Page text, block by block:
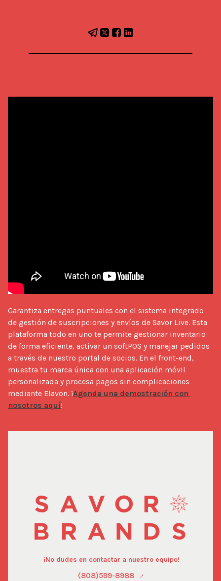
Garantiza entregas puntuales con el sistema integrado
de gestión de suscripciones y envíos de Savor Live. Esta
plataforma todo en uno te permite gestionar inventario
de forma eficiente, activar un softPOS y manejar pedidos
a través de nuestro portal de socios. En el front-end,
muestra tu marca única con una aplicación móvil
personalizada y procesa pagos sin complicaciones
mediante Elavon. ¡Agenda una demostración con
nosotros aquí!
¡No dudes en contactar a nuestro equipo!
(808)599-8988